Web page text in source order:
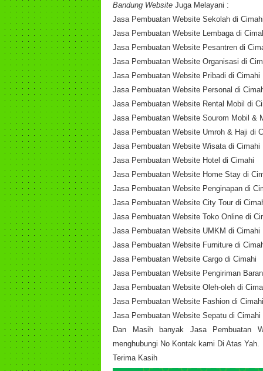
Bandung Website Juga Melayani :
Jasa Pembuatan Website Sekolah di
Jasa Pembuatan Website Lembaga di
Jasa Pembuatan Website Pesantren di
Jasa Pembuatan Website Organisasi di
Jasa Pembuatan Website Pribadi di Cimahi
Jasa Pembuatan Website Personal di
Jasa Pembuatan Website Rental Mobil di
Jasa Pembuatan Website Sourom Mobil &
Jasa Pembuatan Website Umroh & Haji di
Jasa Pembuatan Website Wisata di Cimahi
Jasa Pembuatan Website Hotel di Cimahi
Jasa Pembuatan Website Home Stay di
Jasa Pembuatan Website Penginapan di
Jasa Pembuatan Website City Tour di
Jasa Pembuatan Website Toko Online di
Jasa Pembuatan Website UMKM di Cimahi
Jasa Pembuatan Website Furniture di
Jasa Pembuatan Website Cargo di Cimahi
Jasa Pembuatan Website Pengiriman
Jasa Pembuatan Website Oleh-oleh di
Jasa Pembuatan Website Fashion di Cimahi
Jasa Pembuatan Website Sepatu di Cimahi
Dan Masih banyak Jasa Pembuatan
menghubungi No Kontak kami Di Atas Yah.
Terima Kasih